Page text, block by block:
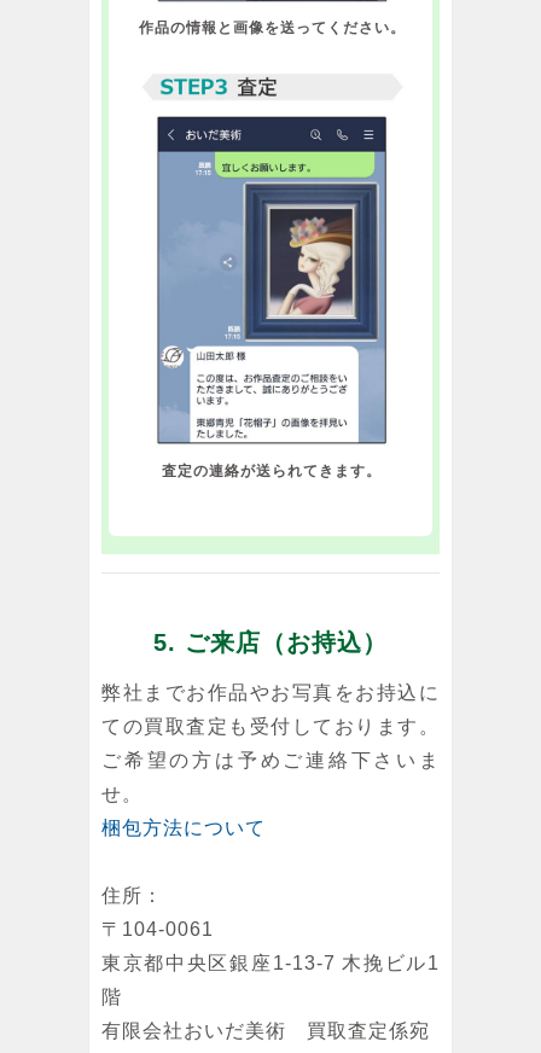
作品の情報と画像を送ってください。
査定の連絡が送られてきます。
5. ご来店（お持込）
弊社までお作品やお写真をお持込に
ての買取査定も受付しております。
ご希望の方は予めご連絡下さいま
せ。
梱包方法について
住所：
〒104-0061
東京都中央区銀座1-13-7 木挽ビル1
階
有限会社おいだ美術 買取査定係宛